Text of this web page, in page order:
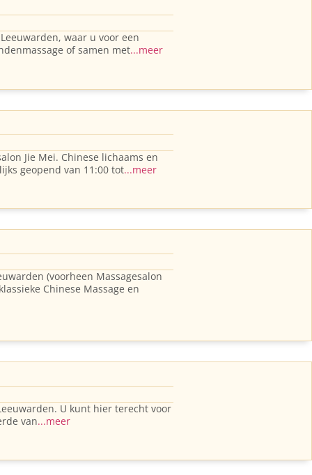
waar u voor een
of samen met...meer
Jie Mei. Chinese lichaams en
geopend van 11:00 tot...meer
(voorheen Massagesalon
Chinese Massage en
U kunt hier terecht voor
van...meer